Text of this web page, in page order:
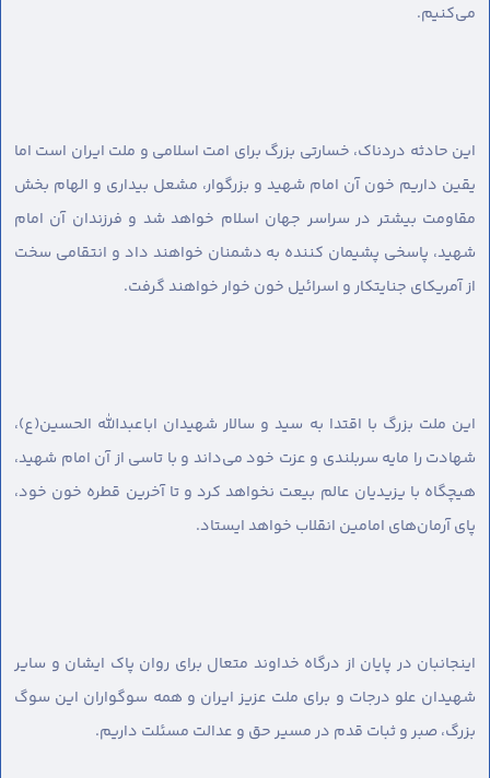
می‌کنیم.
این حادثه دردناک، خسارتی بزرگ برای امت اسلامی و ملت ایران است اما
یقین داریم خون آن امام شهید و بزرگوار، مشعل بیداری و الهام بخش
مقاومت بیشتر در سراسر جهان اسلام خواهد شد و فرزندان آن امام
شهید، پاسخی پشیمان کننده به دشمنان خواهند داد و انتقامی سخت
از آمریکای جنایتکار و اسرائیل خون خوار خواهند گرفت.
این ملت بزرگ با اقتدا به سید و سالار شهیدان اباعبدالله الحسین(ع)،
شهادت را مایه سربلندی و عزت خود می‌داند و با تاسی از آن امام شهید،
هیچگاه با یزیدیان عالم بیعت نخواهد کرد و تا آخرین قطره خون خود،
پای آرمان‌های امامین انقلاب خواهد ایستاد.
اینجانبان در پایان از درگاه خداوند متعال برای روان پاک ایشان و سایر
شهیدان علو درجات و برای ملت عزیز ایران و همه سوگواران این سوگ
بزرگ، صبر و ثبات قدم در مسیر حق و عدالت مسئلت داریم.